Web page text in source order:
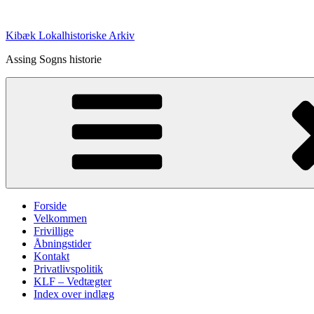
indhold
Kibæk Lokalhistoriske Arkiv
Assing Sogns historie
Forside
Velkommen
Frivillige
Åbningstider
Kontakt
Privatlivspolitik
KLF – Vedtægter
Index over indlæg